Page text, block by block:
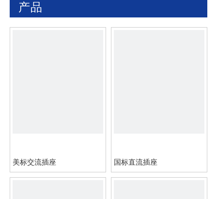
产品
美标交流插座 国标直流插座